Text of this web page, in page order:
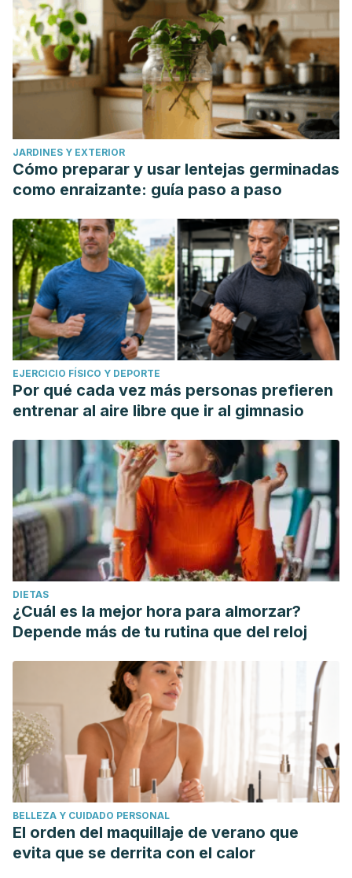
JARDINES Y EXTERIOR
Cómo preparar y usar lentejas germinadas
como enraizante: guía paso a paso
EJERCICIO FÍSICO Y DEPORTE
Por qué cada vez más personas prefieren
entrenar al aire libre que ir al gimnasio
DIETAS
¿Cuál es la mejor hora para almorzar?
Depende más de tu rutina que del reloj
BELLEZA Y CUIDADO PERSONAL
El orden del maquillaje de verano que
evita que se derrita con el calor